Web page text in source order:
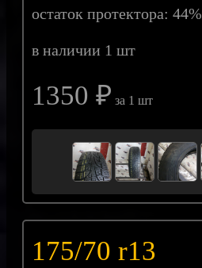
остаток протектора: 44%
в наличии 1 шт
1350 ₽ за 1 шт
175/70 r13